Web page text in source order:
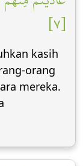
[٧]
kasih
orang
mereka.